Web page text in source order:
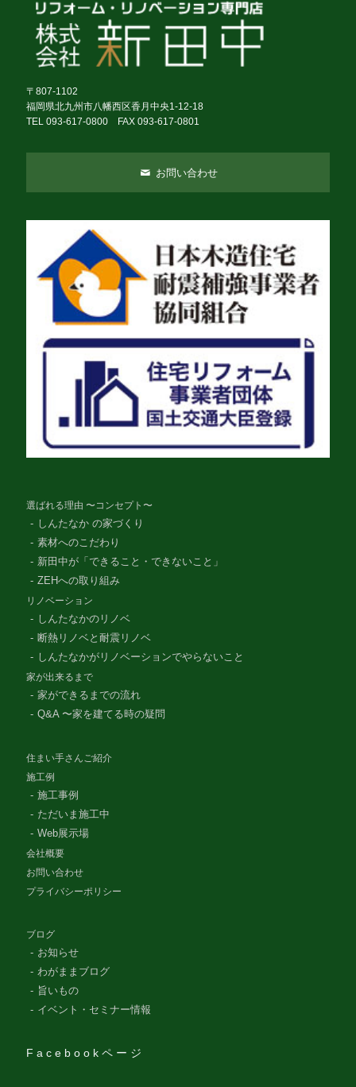
〒807-1102
福岡県北九州市八幡西区香月中央1-12-18
TEL 093-617-0800 FAX 093-617-0801
お問い合わせ
選ばれる理由 〜コンセプト〜
しんたなか の家づくり
素材へのこだわり
新田中が「できること・できないこと」
ZEHへの取り組み
リノベーション
しんたなかのリノベ
断熱リノベと耐震リノベ
しんたなかがリノベーションでやらないこと
家が出来るまで
家ができるまでの流れ
Q&A 〜家を建てる時の疑問
住まい手さんご紹介
施工例
施工事例
ただいま施工中
Web展示場
会社概要
お問い合わせ
プライバシーポリシー
ブログ
お知らせ
わがままブログ
旨いもの
イベント・セミナー情報
Facebookページ